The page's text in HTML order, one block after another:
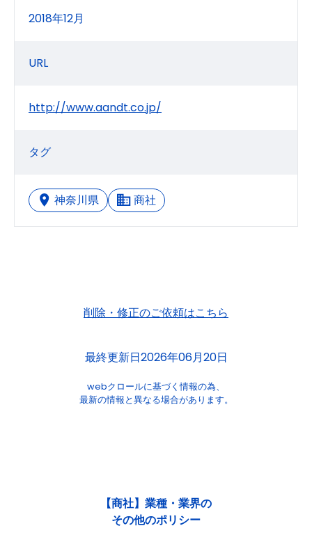
2018年12月
URL
http://www.aandt.co.jp/
タグ
神奈川県 商社
削除・修正のご依頼はこちら
最終更新日2026年06月20日
webクロールに基づく情報の為、
最新の情報と異なる場合があります。
【商社】業種・業界の
その他のポリシー